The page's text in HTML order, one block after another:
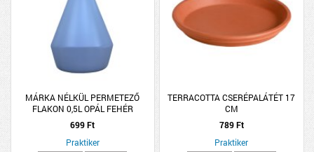
MÁRKA NÉLKÜL PERMETEZŐ
FLAKON 0,5L OPÁL FEHÉR
699 Ft
Praktiker
TERRACOTTA CSERÉPALÁTÉT 17
CM
789 Ft
Praktiker